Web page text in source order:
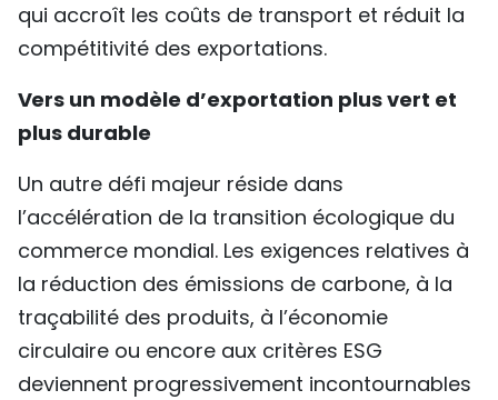
qui accroît les coûts de transport et réduit la
compétitivité des exportations.
Vers un modèle d’exportation plus vert et
plus durable
Un autre défi majeur réside dans
l’accélération de la transition écologique du
commerce mondial. Les exigences relatives à
la réduction des émissions de carbone, à la
traçabilité des produits, à l’économie
circulaire ou encore aux critères ESG
deviennent progressivement incontournables